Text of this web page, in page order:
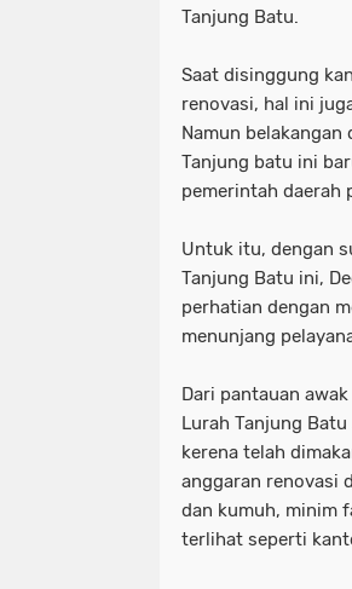
Tanjung Batu.
Saat disinggung
renovasi, hal ini
Namun
Tanjung batu ini
pemerintah daerah
Untuk itu, dengan
Tanjung Batu ini,
perhatian dengan
menunjang
Dari pantauan
Lurah Tanjung
kerena telah
anggaran renovasi
dan kumuh, minim
terlihat seperti